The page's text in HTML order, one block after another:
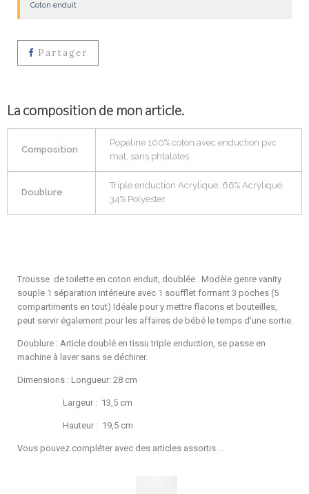
Coton enduit
Partager
La composition de mon article.
Composition
Popeline 100% coton avec enduction pvc
mat, sans phtalates
Doublure
Triple enduction Acrylique, 66% Acrylique,
34% Polyester
Trousse de toilette en coton enduit, doublée . Modèle genre vanity
souple 1 séparation intérieure avec 1 soufflet formant 3 poches (5
compartiments en tout) Idéale pour y mettre flacons et bouteilles,
peut servir également pour les affaires de bébé le temps d'une sortie.
Doublure : Article doublé en tissu triple enduction, se passe en
machine à laver sans se déchirer.
Dimensions : Longueur: 28 cm
Largeur : 13,5 cm
Hauteur : 19,5 cm
Vous pouvez compléter avec des articles assortis ...